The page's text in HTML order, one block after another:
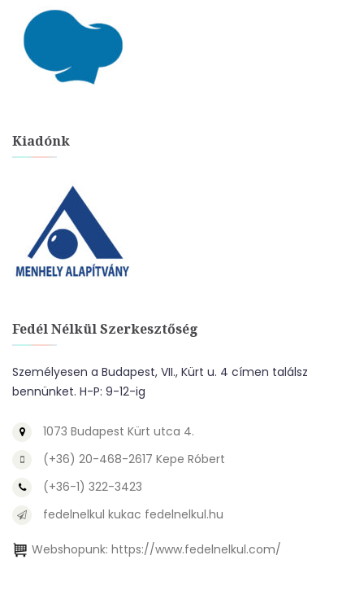
Kiadónk
Fedél Nélkül Szerkesztőség
Személyesen a Budapest, VII., Kürt u. 4 címen találsz
bennünket. H-P: 9-12-ig
1073 Budapest Kürt utca 4.
(+36) 20-468-2617 Kepe Róbert
(+36-1) 322-3423
fedelnelkul kukac fedelnelkul.hu
Webshopunk: https://www.fedelnelkul.com/